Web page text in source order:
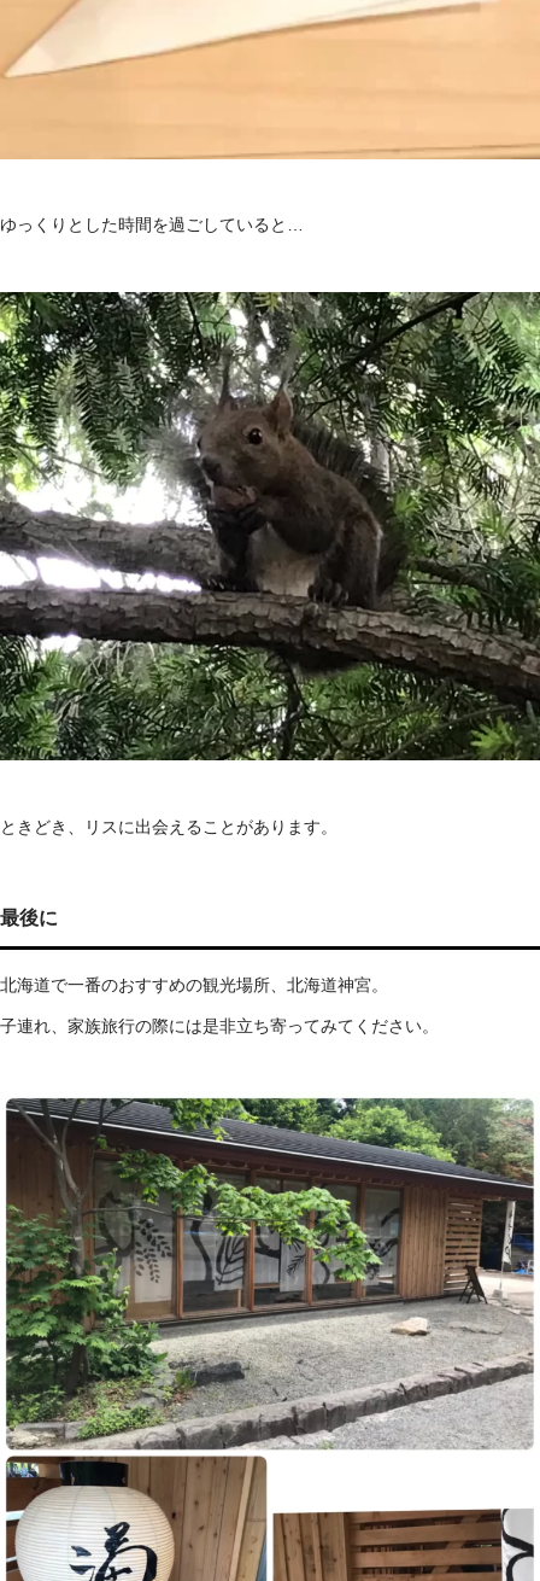
ゆっくりとした時間を過ごしていると…
ときどき、リスに出会えることがあります。
最後に
北海道で一番のおすすめの観光場所、北海道神宮。
子連れ、家族旅行の際には是非立ち寄ってみてください。